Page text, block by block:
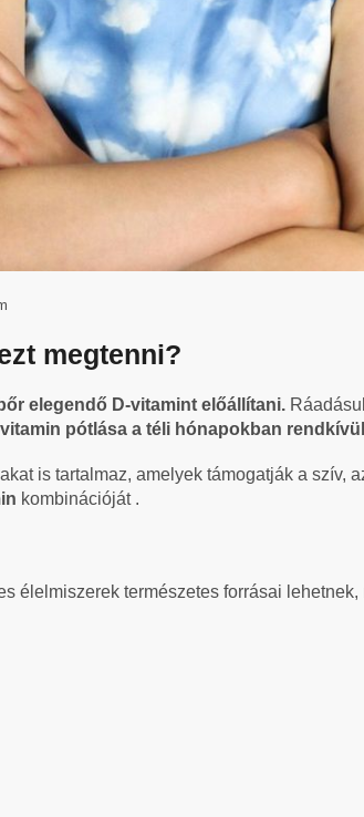
megtenni?
elegendő D-vitamint előállítani.
vitamin pótlása a téli hónapokban
is tartalmaz, amelyek támogatják a szív,
kombinációját .
élelmiszerek természetes forrásai